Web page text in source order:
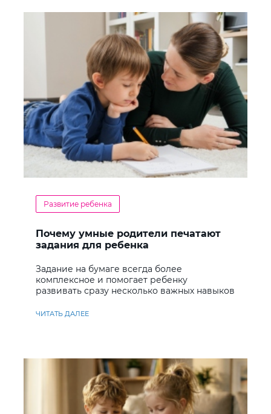
Развитие ребенка
Почему умные родители печатают
задания для ребенка
Задание на бумаге всегда более
комплексное и помогает ребенку
развивать сразу несколько важных навыков
ЧИТАТЬ ДАЛЕЕ